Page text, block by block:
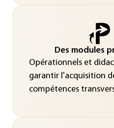
Des modules
Opérationnels et
garantir l'acquisition
compétences